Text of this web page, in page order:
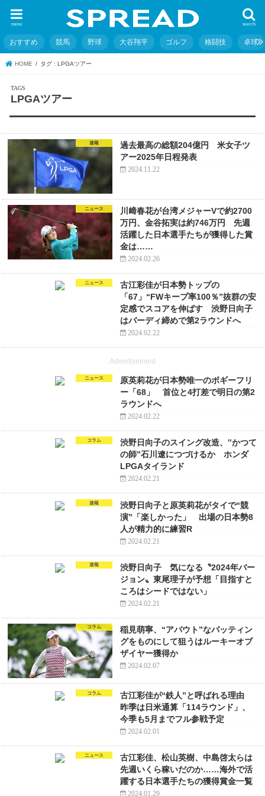
search
menu
おすすめ 競馬 野球 大谷翔平 ゴルフ 格闘技 卓球
HOME タグ : LPGAツアー
LPGAツアー
速報
過去最高の総額204億円 米女子ツ
アー2025年日程発表
2024.11.22
ニュース
川﨑春花が台湾メジャーVで約2700
万円、金谷拓実は約746万円 先週
活躍した日本選手たちが獲得した賞
金は……
2024.02.26
ニュース
古江彩佳が日本勢トップの
「67」“FWキープ率100％”抜群の安
定感でスコアを伸ばす 渋野日向子
はバーディ締めで第2ラウンドへ
2024.02.22
Advertisement
ニュース
原英莉花が日本勢唯一のボギーフリ
ー「68」 首位と4打差で明日の第2
ラウンドへ
2024.02.22
コラム
渋野日向子のスイング改造、‟かつて
の師”石川遼につづけるか ホンダ
LPGAタイランド
2024.02.21
速報
渋野日向子と原英莉花がタイで“競
演”「楽しかった」 出場の日本勢8
人が精力的に練習R
2024.02.21
速報
渋野日向子 気になる〝2024年バー
ジョン〟東尾理子が予想「目指すと
ころはシードではない」
2024.02.21
コラム
稲見萌寧、“アバウト”なパッティン
グをものにして狙うはルーキーオブ
ザイヤー獲得か
2024.02.07
コラム
古江彩佳が“鉄人”と呼ばれる理由
昨季は日米通算「114ラウンド」、
今季も5月までフル参戦予定
2024.02.01
ニュース
古江彩佳、松山英樹、中島啓太らは
先週いくら稼いだのか……海外で活
躍する日本選手たちの獲得賞金一覧
2024.01.29